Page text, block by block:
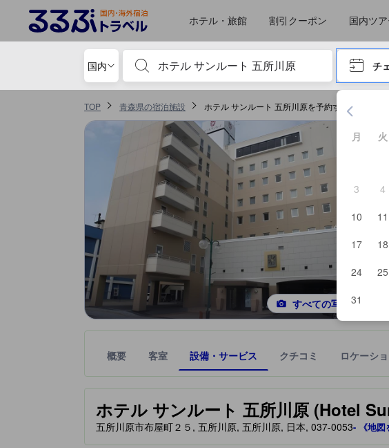
ホテル・旅館 割引クーポン 国内ツ
国内
宿泊施設名やキーワードを入力し、矢印キーやタブキーで進み
チ
エンターキ
月 火
3
4
10
11
17
18
24
25
31
TOP 青森県の宿泊施設 ホテル サンルート 五所川原を予約する
すべての写真を見る
概要 客室 設備・サービス クチコミ ロケーシ
ホテル サンルート 五所川原 (Hotel
tooltip
星評価は、提携サイトから受け取った情報であり、宿泊施設に備わ
五所川原市布屋町２５, 五所川原, 五所川原, 日本, 037-0053- 《地図
るるぶトラベルに掲載されているクチコミは実際に予約をし、宿泊を終えたゲストから